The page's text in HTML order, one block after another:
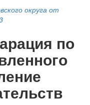
округа от
по